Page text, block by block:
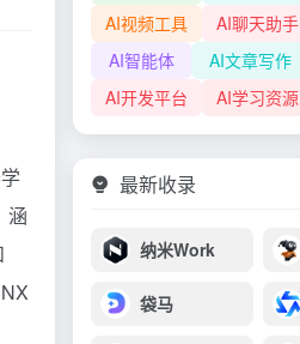
涵
AI视频工具
AI聊天助手
AI智能体
AI文章写作
AI开发平台
AI学习资源
最新收录
纳米Work
袋马